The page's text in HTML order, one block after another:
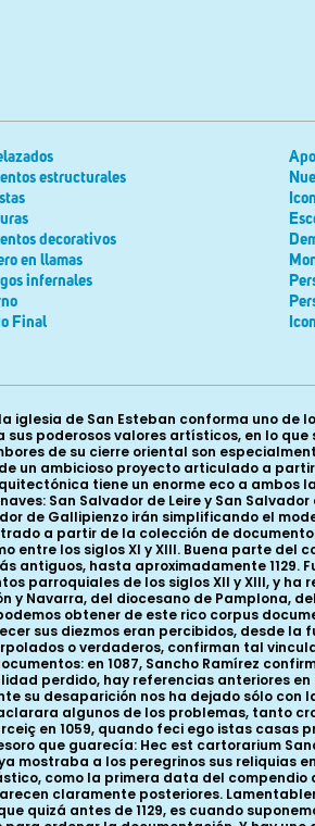
estructurales
decorativos
en llamas
infernales
Final
de Pamplona que le nutrió”. Ya en 1119 aparece junto al rey Alfonso I el Batallador entre los testigos de una importante donación tras la conquista de Tudela. Se le cita ya entonces como Garsias Fortuniones archidiaconus de Sos. Entre los beneficios concretos obtenidos en sus andanzas por el valle del Ebro conocemos uno patrimonial. Así, en 1127 se documenta su dominio sobre la abadía de Murel al norte de Zaragoza. Como arcediano de la Valdonsella, dentro del cabildo de la catedral de Pamplona, ejercía un papel rector en toda la comarca, por encima del prior y el cabildo de Santa María de Uncastillo. Estaba muy próximo a los obispos pamploneses; en un documento de Uncastillo se le cita como ayudante y colaborador de Guillermo (1116-1123); en otro de 1129 aparece en el séquito de Sancho (1122- 1142). En consecuencia, más allá del patrimonio concreto de la abadía, García Fortuniones disponía de unos recursos importantes, tanto por su dignidad dentro de la catedral de Pamplona, como por su papel en la reconquista y en el entorno de Alfonso el Batallador. Su testamento dejó sus propiedades de Sos a la abadía de San Esteban, en su advocación de San Salvador. Se citan una casa, cuatro viñas, cuatro piezas, un huerto y otro terreno, “para que San Salvador las posea enteras y libres a través de los siglos, por su alma, para que se le dedique una parte de las oraciones que allí fueran dichas por los siglos de los siglos. Amen”. En consecuencia, podemos concluir que, en un momento clave de su historia, la abadía de San Esteban de Sos estuvo, por un lado, en la órbita del obispado de Pamplona y su nueva catedral, y, por otro, en el entorno de Alfonso el Batallador y la reconquista de Tudela y Zaragoza, con las enormes riquezas que su ocupación llevó a manos cristianas. Incluso conservamos documentos que relatan cómo Sos acogió en ocasiones al propio rey. Sabemos, por ejemplo, que Alfonso el Batallador pasó en diciembre de 1129 unos días en la villa, reponiéndose de una leve enfermedad. Aprovechó su estancia para otorgar a los clérigos de Sos carta de ingenuidad y franquicia, tal y como habían hecho antes su padre y su hermano. ¿No depositaría esta u otras veces también aportes dinerarios contantes y sonantes? Entonces, como archidiácono figura ya Berenger Fortunons; poco después el rector de la comunidad será Enneco Fortuniones. Sólo unos años después, entre 1134 y 1137, se sigue